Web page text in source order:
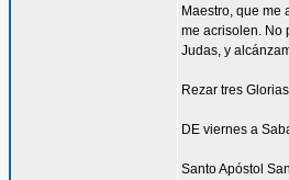
Maestro, que me
me acrisolen. No
Judas, y
Rezar tres
DE viernes a
Santo Apóstol